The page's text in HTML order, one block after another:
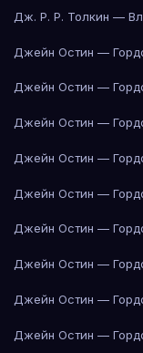
Дж. Р. Р. Толкин —
Джейн Остин —
Джейн Остин —
Джейн Остин —
Джейн Остин —
Джейн Остин —
Джейн Остин —
Джейн Остин —
Джейн Остин —
Джейн Остин —